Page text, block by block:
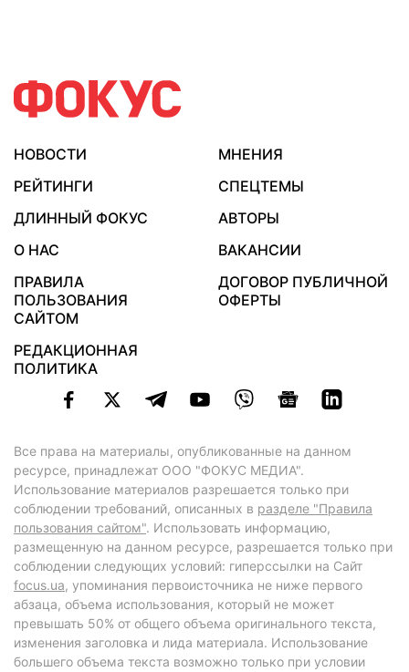
НОВОСТИ
МНЕНИЯ
РЕЙТИНГИ
СПЕЦТЕМЫ
ДЛИННЫЙ ФОКУС
АВТОРЫ
О НАС
ВАКАНСИИ
ПРАВИЛА
ПОЛЬЗОВАНИЯ
САЙТОМ
ДОГОВОР ПУБЛИЧНОЙ
ОФЕРТЫ
РЕДАКЦИОННАЯ
ПОЛИТИКА
Все права на материалы, опубликованные на данном
ресурсе, принадлежат ООО "ФОКУС МЕДИА".
Использование материалов разрешается только при
соблюдении требований, описанных в разделе "Правила
пользования сайтом". Использовать информацию,
размещенную на данном ресурсе, разрешается только при
соблюдении следующих условий: гиперссылки на Сайт
focus.ua, упоминания первоисточника не ниже первого
абзаца, объема использования, который не может
превышать 50% от общего объема оригинального текста,
изменения заголовка и лида материала. Использование
большего объема текста возможно только при условии